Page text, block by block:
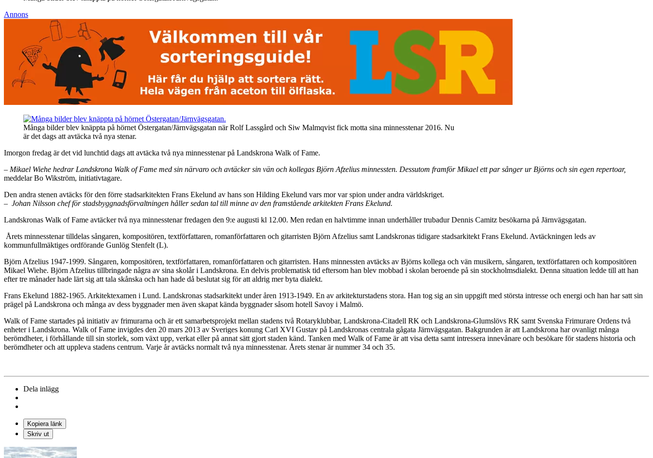
Annons
Många bilder blev knäppta på hörnet Östergatan/Järnvägsgatan när Rolf Lassgård och Siw Malmqvist fick motta sina minnesstenar 2016. Nu
är det dags att avtäcka två nya stenar.
Imorgon fredag är det vid lunchtid dags att avtäcka två nya minnesstenar på Landskrona Walk of Fame.
– Mikael Wiehe hedrar Landskrona Walk of Fame med sin närvaro och avtäcker sin vän och kollegas Björn Afzelius minnessten. Dessutom framför Mikael ett par sånger ur Björns och sin egen repertoar,
meddelar Bo Wikström, initiativtagare.
Den andra stenen avtäcks för den förre stadsarkitekten Frans Ekelund av hans son Hilding Ekelund vars mor var spion under andra världskriget.
– Johan Nilsson chef för stadsbyggnadsförvaltningen håller sedan tal till minne av den framstående arkitekten Frans Ekelund.
Landskronas Walk of Fame avtäcker två nya minnesstenar fredagen den 9:e augusti kl 12.00. Men redan en halvtimme innan underhåller trubadur Dennis Camitz besökarna på Järnvägsgatan.
Årets minnesstenar tilldelas sångaren, kompositören, textförfattaren, romanförfattaren och gitarristen Björn Afzelius samt Landskronas tidigare stadsarkitekt Frans Ekelund. Avtäckningen leds av
kommunfullmäktiges ordförande Gunlög Stenfelt (L).
Björn Afzelius 1947-1999. Sångaren, kompositören, textförfattaren, romanförfattaren och gitarristen. Hans minnessten avtäcks av Björns kollega och vän musikern, sångaren, textförfattaren och kompositören
Mikael Wiehe. Björn Afzelius tillbringade några av sina skolår i Landskrona. En delvis problematisk tid eftersom han blev mobbad i skolan beroende på sin stockholmsdialekt. Denna situation ledde till att han
efter tre månader hade lärt sig att tala skånska och han hade då beslutat sig för att aldrig mer byta dialekt.
Frans Ekelund 1882-1965. Arkitektexamen i Lund. Landskronas stadsarkitekt under åren 1913-1949. En av arkitekturstadens stora. Han tog sig an sin uppgift med största intresse och energi och han har satt sin
prägel på Landskrona och många av dess byggnader men även skapat kända byggnader såsom hotell Savoy i Malmö.
Walk of Fame startades på initiativ av frimurarna och är ett samarbetsprojekt mellan stadens två Rotaryklubbar, Landskrona-Citadell RK och Landskrona-Glumslövs RK samt Svenska Frimurare Ordens två
enheter i Landskrona. Walk of Fame invigdes den 20 mars 2013 av Sveriges konung Carl XVI Gustav på Landskronas centrala gågata Järnvägsgatan. Bakgrunden är att Landskrona har ovanligt många
berömdheter, i förhållande till sin storlek, som växt upp, verkat eller på annat sätt gjort staden känd. Tanken med Walk of Fame är att visa detta samt intressera innevånare och besökare för stadens historia och
berömdheter och att uppleva stadens centrum. Varje år avtäcks normalt två nya minnesstenar. Årets stenar är nummer 34 och 35.
Dela inlägg
Kopiera länk
Skriv ut